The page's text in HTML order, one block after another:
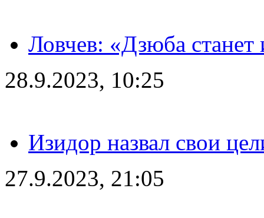
Ловчев: «Дзюба станет
28.9.2023, 10:25
Изидор назвал свои
27.9.2023, 21:05